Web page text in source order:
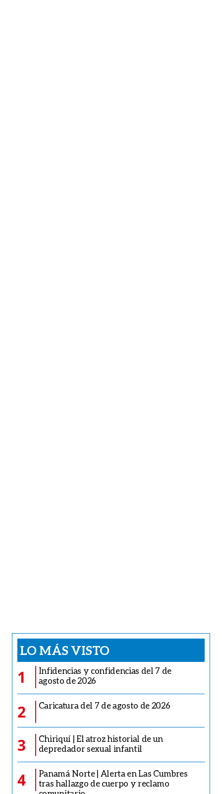
LO MÁS VISTO
1
Infidencias y confidencias del 7 de
agosto de 2026
2 Caricatura del 7 de agosto de 2026
3
Chiriquí | El atroz historial de un
depredador sexual infantil
4
Panamá Norte | Alerta en Las Cumbres
tras hallazgo de cuerpo y reclamo